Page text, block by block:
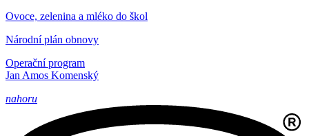
Ovoce, zelenina a mléko do škol
Národní plán obnovy
Operační program
Jan Amos Komenský
nahoru